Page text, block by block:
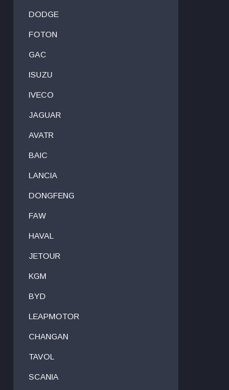
DODGE
FOTON
GAC
ISUZU
IVECO
JAGUAR
AVATR
BAIC
LANCIA
DONGFENG
FAW
HAVAL
JETOUR
KGM
BYD
LEAPMOTOR
CHANGAN
TAVOL
SCANIA